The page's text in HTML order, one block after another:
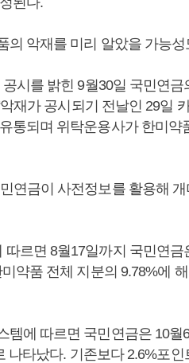
의 악재를 미리 알았을 가능
시를 밝힌 9월30일 국민연
재가 공시되기 전날인 29일
통되며 위탁운용사가 한미
연금이 사전정보를 활용해
르면 8월17일까지 국민연
약품 전체 지분의 9.78%에
템에 따르면 국민연금은 10
나타났다. 기존보다 2.6%포